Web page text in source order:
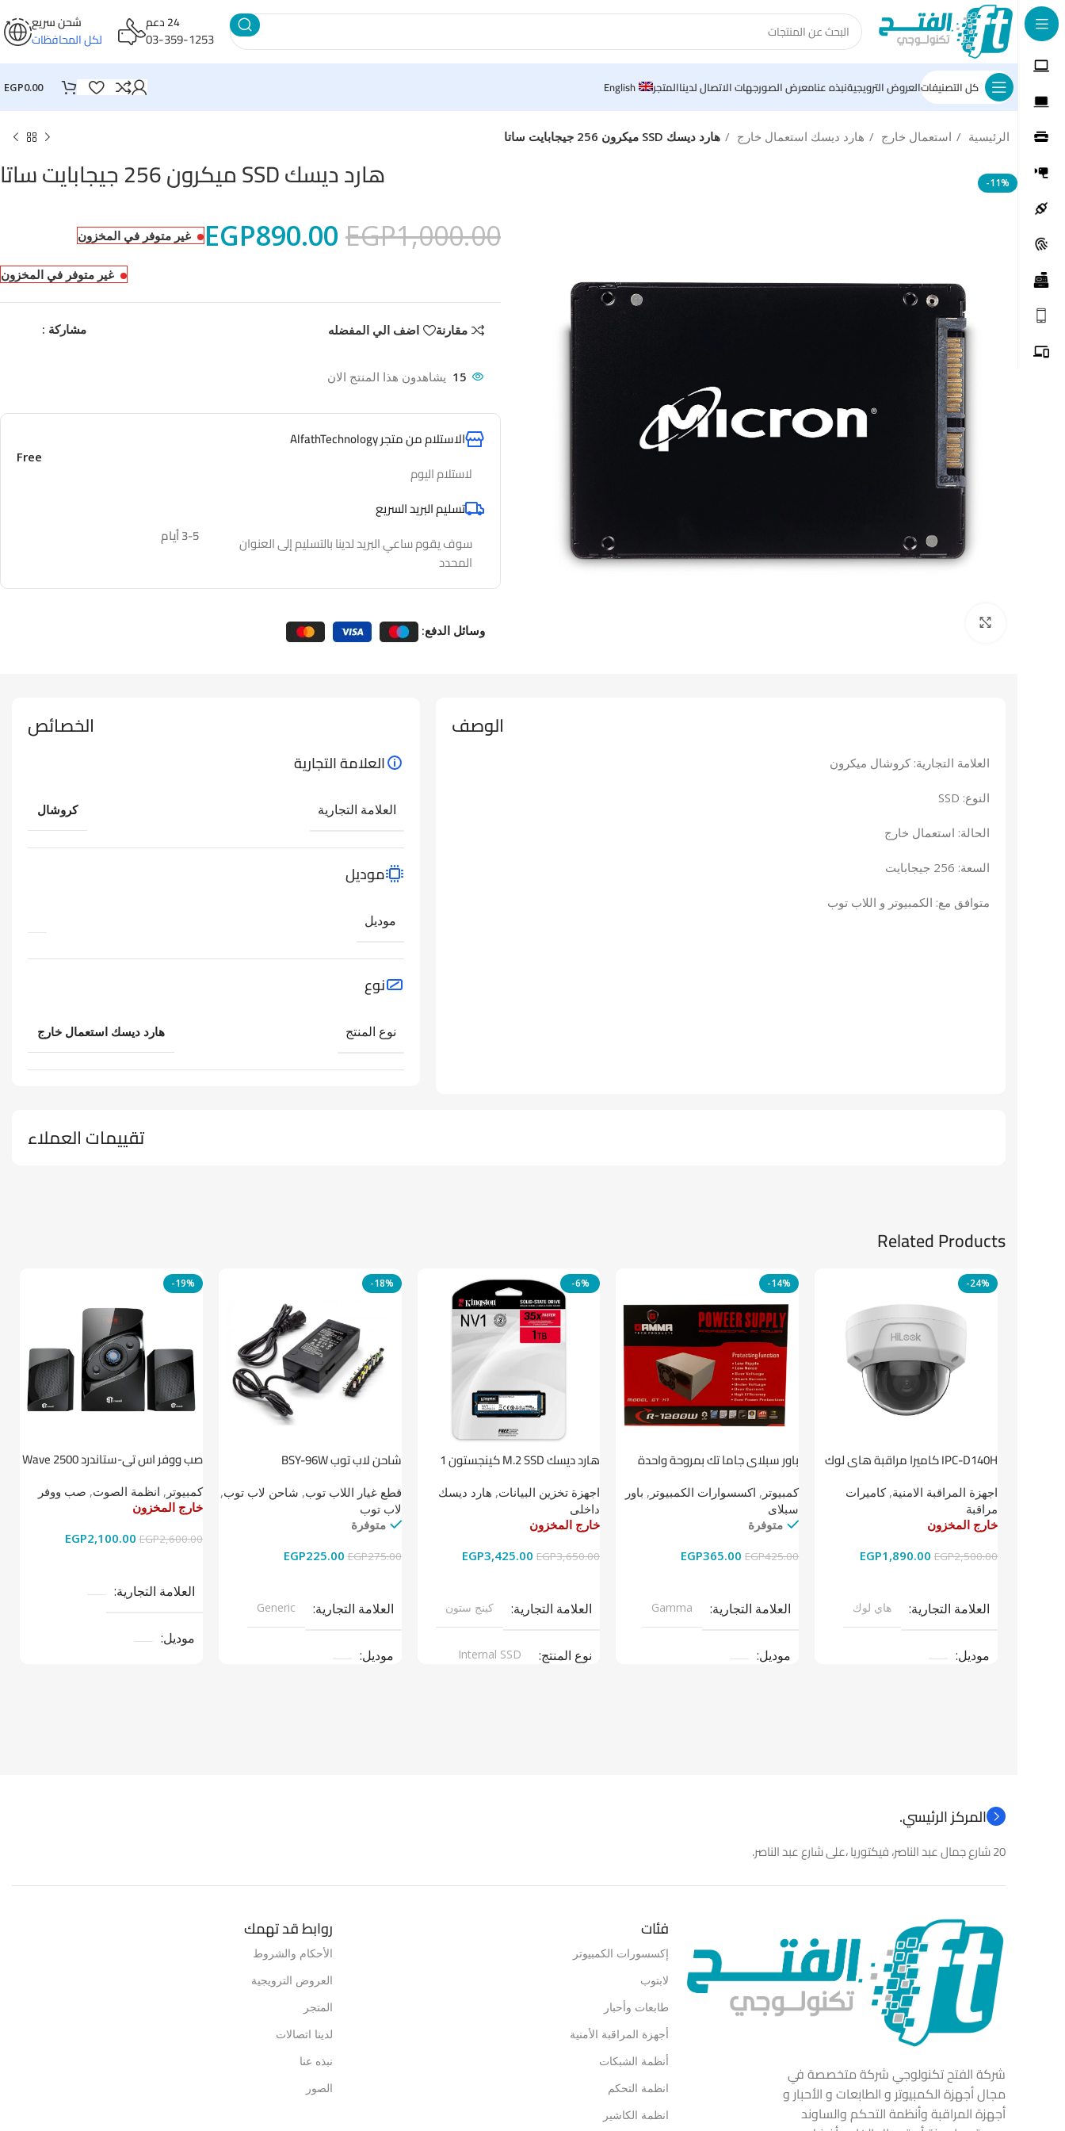
24 دعم
03-359-1253
شحن سريع
لكل المحافظات
كل التصنيفاتالعروض الترويجيةنبذه عنامعرض الصورجهات الاتصال لديناالمتجر English
EGP0.00
الرئيسية استعمال خارج هارد ديسك استعمال خارج هارد ديسك SSD ميكرون 256 جيجابايت ساتا
-11% هارد ديسك SSD ميكرون 256 جيجابايت ساتا
EGP1,000.00
EGP890.00 غير متوفر في المخزون
غير متوفر في المخزون
مقارنة اضف الي المفضله مشاركة :
15 يشاهدون هذا المنتج الان
الاستلام من متجر AlfathTechnology
لاستلام اليوم
Free
تسليم البريد السريع
سوف يقوم ساعي البريد لدينا بالتسليم إلى العنوان
المحدد
3-5 أيام
وسائل الدفع:
الوصف
العلامة التجارية: كروشال ميكرون
النوع: SSD
الحالة: استعمال خارج
السعة: 256 جيجابايت
متوافق مع: الكمبيوتر و اللاب توب
الخصائص
العلامة التجارية
العلامة التجارية كروشال
موديل
موديل
نوع
نوع المنتج هارد ديسك استعمال خارج
تقييمات العملاء
Related Products
-24%
IPC-D140H كاميرا مراقبة هاى لوك
اجهزة المراقبة الامنية,كاميرات
مراقبة
خارج المخزون
EGP2,500.00
EGP1,890.00
العلامة التجارية هاي لوك
موديل
-14%
باور سبلاي جاما تك بمروحة واحدة
كمبيوتر , اكسسوارات الكمبيوتر , باور
سبلاى
متوفرة
EGP425.00
EGP365.00
العلامة التجارية Gamma
موديل
-6%
هارد ديسك M.2 SSD كينجستون 1
اجهزة تخزين البيانات, هارد ديسك
داخلى
خارج المخزون
EGP3,650.00
EGP3,425.00
العلامة التجارية كينج ستون
نوع المنتج Internal SSD
-18%
شاحن لاب توب BSY-96W
قطع غيار اللاب توب, شاحن لاب توب,
لاب توب
متوفرة
EGP275.00
EGP225.00
العلامة التجارية Generic
موديل
-19%
صب ووفر اس تي-ستاندرد Wave 2500
كمبيوتر , انظمة الصوت, صب ووفر
خارج المخزون
EGP2,600.00
EGP2,100.00
العلامة التجارية
موديل
المركز الرئيسي.
20 شارع جمال عبد الناصر، فيكتوريا ،على شارع عبد الناصر.
شركة الفتح تكنولوجي شركة متخصصة في
مجال أجهزة الكمبيوتر و الطابعات و الأحبار و
أجهزة المراقبة وأنظمة التحكم والساوند
فئات
إكسسورات الكمبيوتر
لابتوب
طابعات وأحبار
أجهزة المراقبة الأمنية
أنظمة الشبكات
انظمة التحكم
انظمة الكاشير
روابط قد تهمك
الأحكام والشروط
العروض الترويجية
المتجر
لدينا اتصالات
نبذه عنا
الصور